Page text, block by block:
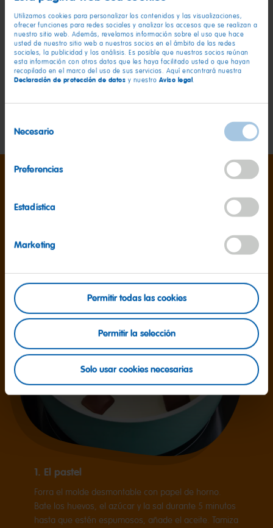
Utilizamos cookies para personalizar los contenidos y las visualizaciones,
ofrecer funciones para redes sociales y analizar los accesos que se realizan a
nuestro sitio web. Además, revelamos información sobre el uso que hace
usted de nuestro sitio web a nuestros socios en el ámbito de las redes
sociales, la publicidad y los análisis. Es posible que nuestros socios reúnan
esta información con otros datos que les haya facilitado usted o que hayan
recopilado en el marco del uso de sus servicios. Aquí encontrará nuestra
Declaración de protección de datos y nuestro Aviso legal.
deNecesario
Preferencias
Estadística
Marketing
Permitir todas las cookies
Permitir la selección
Solo usar cookies necesarias
Decoración
Trocitos de coco
HARIBO Chamallows Mini Choco
También necesitarás un molde desmontable (24 cm) y
1. El pastel
Forra el molde desmontable con papel de horno.
Bate los huevos, el azúcar y la sal durante 5 minutos
hasta que estén espumosos, añade el aceite. Tamiza